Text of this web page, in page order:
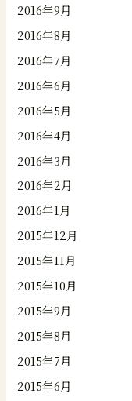
2016年9月
2016年8月
2016年7月
2016年6月
2016年5月
2016年4月
2016年3月
2016年2月
2016年1月
2015年12月
2015年11月
2015年10月
2015年9月
2015年8月
2015年7月
2015年6月